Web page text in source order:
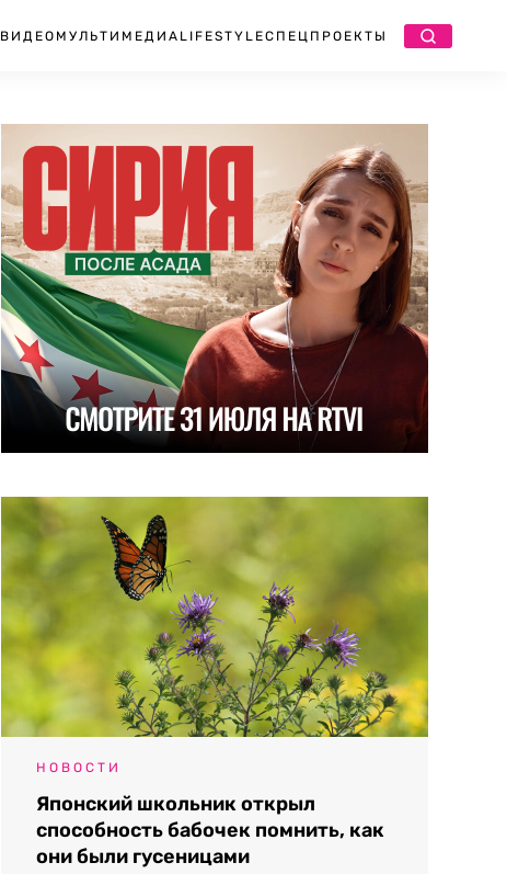
ВИДЕО МУЛЬТИМЕДИА LIFESTYLEСПЕЦПРОЕКТЫ
НОВОСТИ
Японский школьник открыл
способность бабочек помнить, как
они были гусеницами